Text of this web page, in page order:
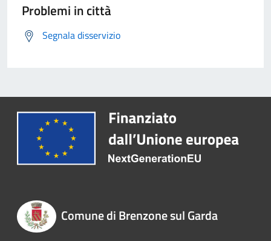
Problemi in città
Segnala disservizio
Comune di Brenzone sul Garda